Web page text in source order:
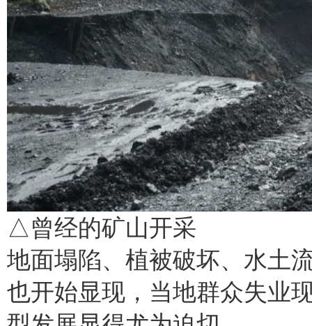
△曾经的矿山开采
地面塌陷、植被破坏、水
也开始显现，当地群众失业